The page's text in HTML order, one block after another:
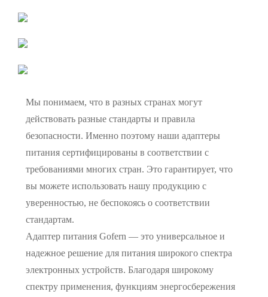
Мы понимаем, что в разных странах могут
действовать разные стандарты и правила
безопасности. Именно поэтому наши адаптеры
питания сертифицированы в соответствии с
требованиями многих стран. Это гарантирует, что
вы можете использовать нашу продукцию с
уверенностью, не беспокоясь о соответствии
стандартам.
Адаптер питания Gofern — это универсальное и
надежное решение для питания широкого спектра
электронных устройств. Благодаря широкому
спектру применения, функциям энергосбережения